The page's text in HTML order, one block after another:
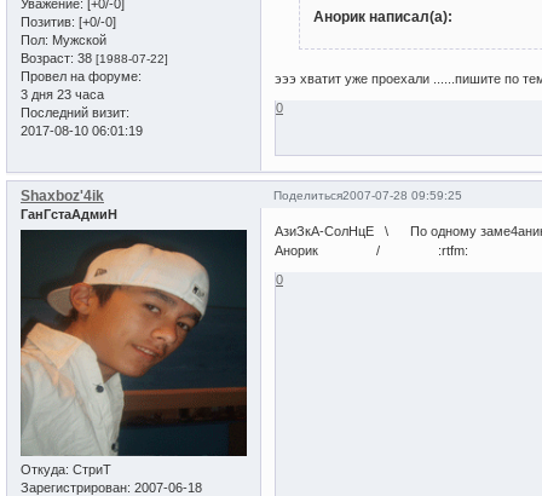
Уважение: [+0/-0]
Позитив: [+0/-0]
Пол: Мужской
Возраст: 38 [1988-07-22]
Провел на форуме:
3 дня 23 часа
Последний визит:
2017-08-10 06:01:19
Анорик написал(а):
эээ хватит уже проехали ......пишите по
0
Поделиться2007-07-28 09:59:25
Shaxboz'4ik
ГанГстаАдмиН
Откуда: СтриТ
Зарегистрирован: 2007-06-18
АзиЗкА-СолНцЕ \ По одному
Анорик / :rtfm:
0